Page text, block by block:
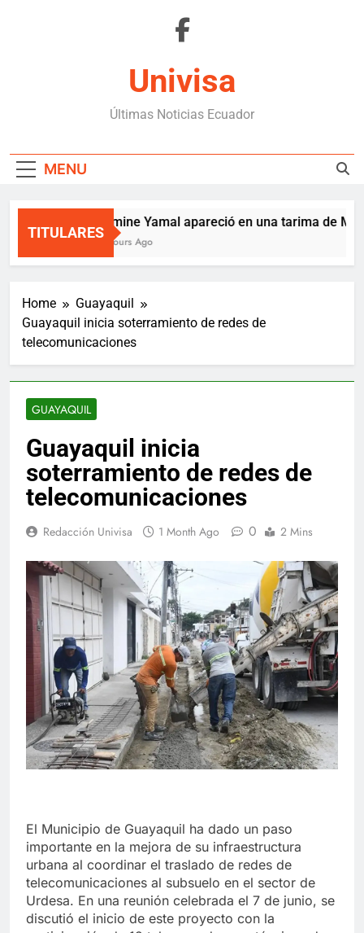
Univisa
Últimas Noticias Ecuador
MENU
TITULARES
Lamine Yamal apareció en una tarima de
7 Hours Ago
Home
Guayaquil
Guayaquil inicia soterramiento de redes de
telecomunicaciones
GUAYAQUIL
Guayaquil inicia
soterramiento de redes de
telecomunicaciones
Redacción Univisa 1 Month Ago 0 2 Mins
El Municipio de Guayaquil ha dado un paso
importante en la mejora de su infraestructura
urbana al coordinar el traslado de redes de
telecomunicaciones al subsuelo en el sector de
Urdesa. En una reunión celebrada el 7 de junio, se
discutió el inicio de este proyecto con la